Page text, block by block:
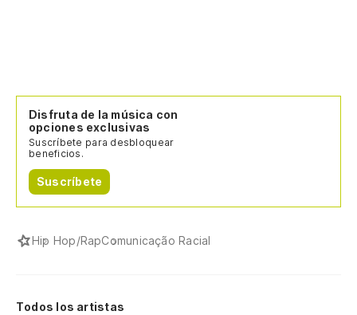
Disfruta de la música con
opciones exclusivas
Suscríbete para desbloquear
beneficios.
Suscríbete
Hip Hop/RapComunicação Racial
Todos los artistas